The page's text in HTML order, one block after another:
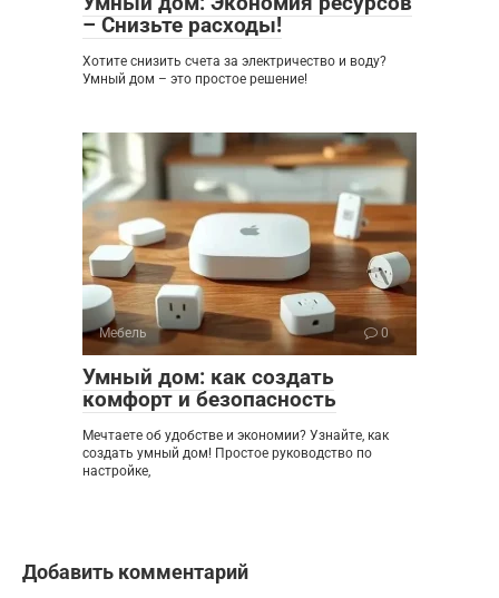
– Снизьте расходы!
Хотите снизить счета за электричество и воду?
Умный дом – это простое решение!
Мебель 0
Умный дом: как создать
комфорт и безопасность
Мечтаете об удобстве и экономии? Узнайте, как
создать умный дом! Простое руководство по
настройке,
Добавить комментарий